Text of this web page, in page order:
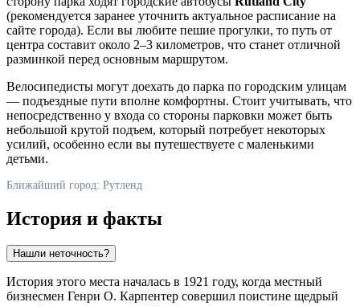
(рекомендуется заранее уточнить актуальное расписание на
сайте города). Если вы любите пешие прогулки, то путь от
центра составит около 2–3 километров, что станет отличной
разминкой перед основным маршрутом.
Велосипедисты могут доехать до парка по городским улицам
— подъездные пути вполне комфортны. Стоит учитывать, что
непосредственно у входа со стороны парковки может быть
небольшой крутой подъем, который потребует некоторых
усилий, особенно если вы путешествуете с маленькими
детьми.
Ближайший город: Рутленд
История и факты
Нашли неточность?
История этого места началась в 1921 году, когда местный
бизнесмен Генри О. Карпентер совершил поистине щедрый